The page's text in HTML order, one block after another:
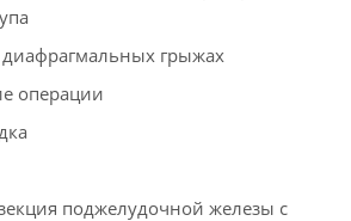
грыжах
операции
поджелудочной железы с